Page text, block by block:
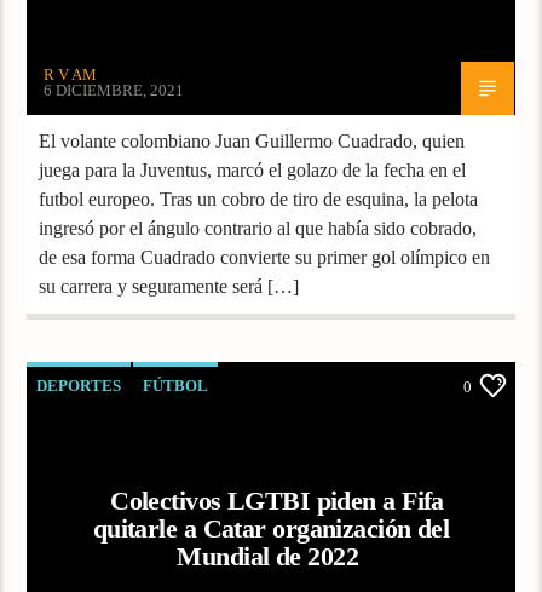
R V AM
6 DICIEMBRE, 2021
El volante colombiano Juan Guillermo Cuadrado, quien
juega para la Juventus, marcó el golazo de la fecha en el
futbol europeo. Tras un cobro de tiro de esquina, la pelota
ingresó por el ángulo contrario al que había sido cobrado,
de esa forma Cuadrado convierte su primer gol olímpico en
su carrera y seguramente será […]
DEPORTES FÚTBOL 0
Colectivos LGTBI piden a Fifa
quitarle a Catar organización del
Mundial de 2022